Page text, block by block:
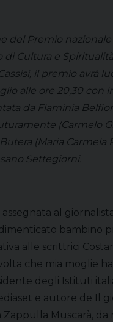
del Premio nazionale
Cultura e
il premio avrà
alle ore 20,30 con
da Flaminia
(Carmelo
(Maria Carmela
Settegiorni.
assegnata al
bambino
alle scrittrici
che mia moglie
degli Istituti
e autore de Il
Muscarà, da